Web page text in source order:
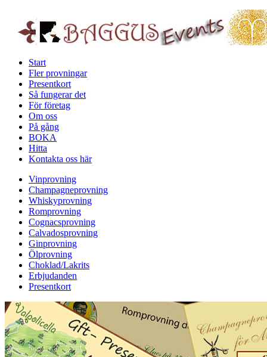
Start
Fler provningar
Presentkort
Så fungerar det
För företag
Om oss
På gång
BOKA
Hitta
Kontakta oss här
Vinprovning
Champagneprovning
Whiskyprovning
Romprovning
Cognacsprovning
Calvadosprovning
Ginprovning
Ölprovning
Choklad/Lakrits
Erbjudanden
Presentkort